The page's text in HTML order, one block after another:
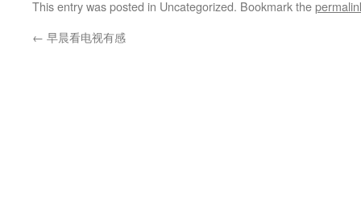
This entry was posted in Uncategorized. Bookmark the
← 早晨看电视有感